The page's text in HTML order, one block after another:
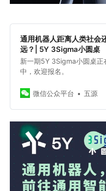
通用机器人距离人类社会
远？| 5Y 3Sigma小圆桌
新一期5Y 3Sigma小圆桌正
中，欢迎报名。
微信公众平台 五源